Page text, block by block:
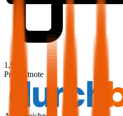
1,9
Produktnote